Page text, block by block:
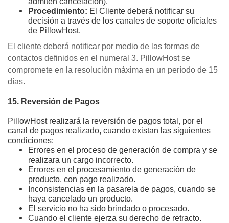
Procedimiento: El Cliente deberá notificar su
decisión a través de los canales de soporte oficiales
de PillowHost.
El cliente deberá notificar por medio de las formas de
contactos definidos en el numeral 3. PillowHost se
compromete en la resolución máxima en un período de 15
días.
15. Reversión de Pagos
PillowHost realizará la reversión de pagos total, por el
canal de pagos realizado, cuando existan las siguientes
condiciones:
Errores en el proceso de generación de compra y se
realizara un cargo incorrecto.
Errores en el procesamiento de generación de
producto, con pago realizado.
Inconsistencias en la pasarela de pagos, cuando se
haya cancelado un producto.
El servicio no ha sido brindado o procesado.
Cuando el cliente ejerza su derecho de retracto.